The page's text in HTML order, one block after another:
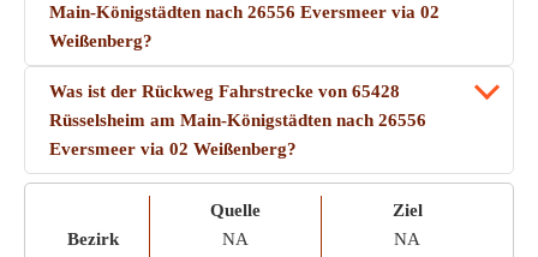
Main-Königstädten nach 26556 Eversmeer via 02
Weißenberg?
Was ist der Rückweg Fahrstrecke von 65428
Rüsselsheim am Main-Königstädten nach 26556
Eversmeer via 02 Weißenberg?
Bezirk
Quelle
NA
Ziel
NA